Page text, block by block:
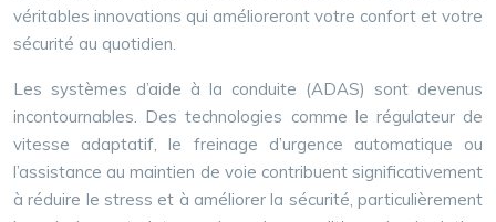
véritables innovations qui amélioreront votre confort et votre
sécurité au quotidien.
Les systèmes d’aide à la conduite (ADAS) sont devenus
incontournables. Des technologies comme le régulateur de
vitesse adaptatif, le freinage d’urgence automatique ou
l’assistance au maintien de voie contribuent significativement
à réduire le stress et à améliorer la sécurité, particulièrement